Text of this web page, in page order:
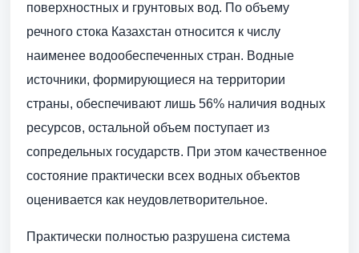
поверхностных и грунтовых вод. По объему
речного стока Казахстан относится к числу
наименее водообеспеченных стран. Водные
источники, формирующиеся на территории
страны, обеспечивают лишь 56% наличия водных
ресурсов, остальной объем поступает из
сопредельных государств. При этом качественное
состояние практически всех водных объектов
оценивается как неудовлетворительное.
Практически полностью разрушена система